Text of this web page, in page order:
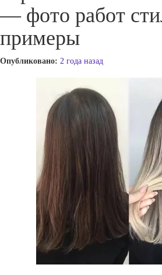
— фото работ
примеры
Опубликовано: 2 года назад